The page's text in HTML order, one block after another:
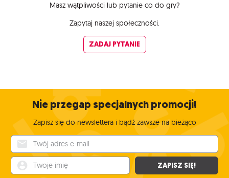
Masz wątpliwości lub pytanie co do gry?
Zapytaj naszej społeczności.
ZADAJ PYTANIE
Nie przegap specjalnych promocji!
Zapisz się do newslettera i bądź zawsze na bieżąco
ZAPISZ SIĘ!